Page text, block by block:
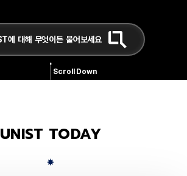
Scroll Down
UNIST TODAY